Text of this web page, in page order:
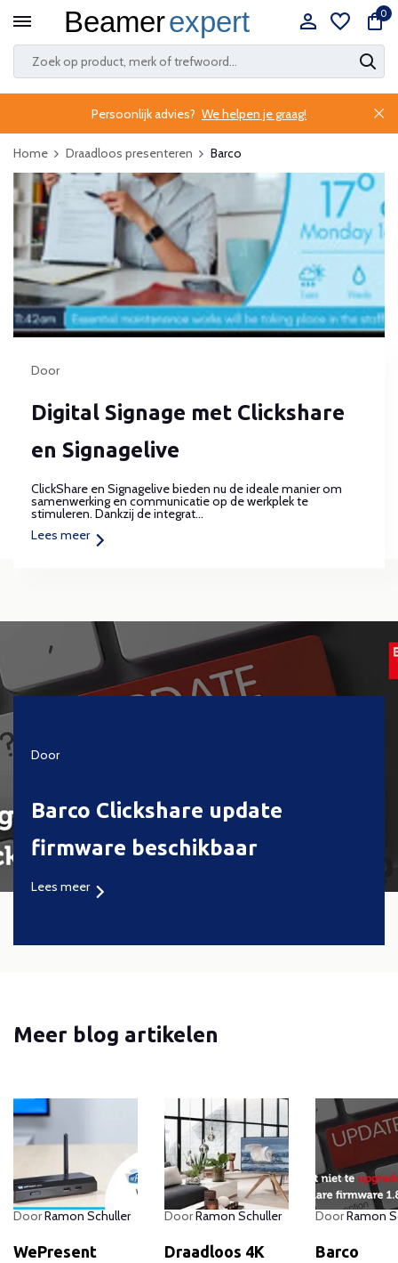
0
Persoonlijk advies? We helpen je graag!
Home Draadloos presenteren Barco
Door
Digital Signage met Clickshare
en Signagelive
ClickShare en Signagelive bieden nu de ideale manier om
samenwerking en communicatie op de werkplek te
stimuleren. Dankzij de integrat...
Lees meer
Door
Barco Clickshare update
firmware beschikbaar
Lees meer
Meer blog artikelen
DoorRamon Schuller
WePresent
DoorRamon Schuller
Draadloos 4K
DoorRamon
Barco